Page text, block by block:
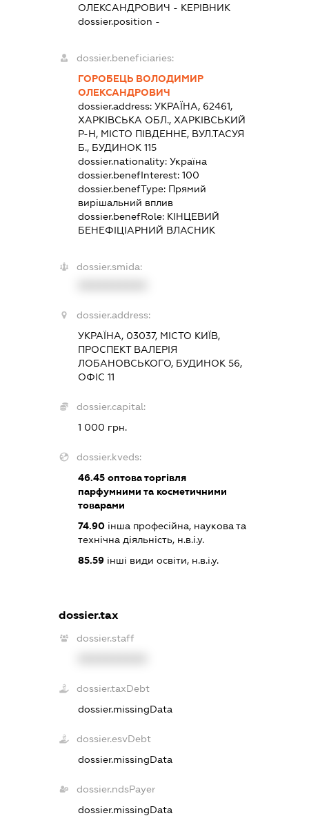
ОЛЕКСАНДРОВИЧ - КЕРІВНИК
dossier.position -
dossier.beneficiaries:
ГОРОБЕЦЬ ВОЛОДИМИР
ОЛЕКСАНДРОВИЧ
dossier.address: УКРАЇНА, 62461,
ХАРКІВСЬКА ОБЛ., ХАРКІВСЬКИЙ
Р-Н, МІСТО ПІВДЕННЕ, ВУЛ.ТАСУЯ
Б., БУДИНОК 115
dossier.nationality: Україна
dossier.benefInterest: 100
dossier.benefType: Прямий
вирішальний вплив
dossier.benefRole: КІНЦЕВИЙ
БЕНЕФІЦІАРНИЙ ВЛАСНИК
dossier.smida:
dossier.address:
УКРАЇНА, 03037, МІСТО КИЇВ,
ПРОСПЕКТ ВАЛЕРІЯ
ЛОБАНОВСЬКОГО, БУДИНОК 56,
ОФІС 11
dossier.capital:
1 000 грн.
dossier.kveds:
46.45оптова торгівля
парфумними та косметичними
товарами
74.90інша професійна, наукова та
технічна діяльність, н.в.і.у.
85.59інші види освіти, н.в.і.у.
dossier.tax
dossier.staff
dossier.taxDebt
dossier.missingData
dossier.esvDebt
dossier.missingData
dossier.ndsPayer
dossier.missingData